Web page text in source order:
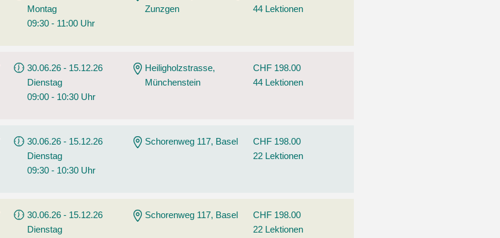
Montag
09:30 - 11:00 Uhr
Zunzgen
44 Lektionen
30.06.26 - 15.12.26
Dienstag
09:00 - 10:30 Uhr
Heiligholzstrasse,
Münchenstein
CHF 198.00
44 Lektionen
30.06.26 - 15.12.26
Dienstag
09:30 - 10:30 Uhr
Schorenweg 117, Basel
CHF 198.00
22 Lektionen
30.06.26 - 15.12.26
Dienstag
Schorenweg 117, Basel
CHF 198.00
22 Lektionen